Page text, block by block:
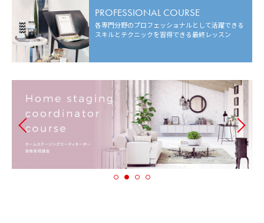
PROFESSIONAL COURSE
各専門分野のプロフェッショナルとして活躍できる
スキルとテクニックを習得できる最終レッスン